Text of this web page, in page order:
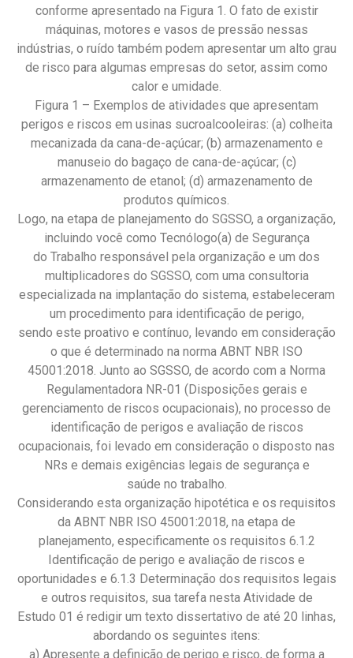
conforme apresentado na Figura 1. O fato de existir
máquinas, motores e vasos de pressão nessas
indústrias, o ruído também podem apresentar um alto grau
de risco para algumas empresas do setor, assim como
calor e umidade.
Figura 1 – Exemplos de atividades que apresentam
perigos e riscos em usinas sucroalcooleiras: (a) colheita
mecanizada da cana-de-açúcar; (b) armazenamento e
manuseio do bagaço de cana-de-açúcar; (c)
armazenamento de etanol; (d) armazenamento de
produtos químicos.
Logo, na etapa de planejamento do SGSSO, a organização,
incluindo você como Tecnólogo(a) de Segurança
do Trabalho responsável pela organização e um dos
multiplicadores do SGSSO, com uma consultoria
especializada na implantação do sistema, estabeleceram
um procedimento para identificação de perigo,
sendo este proativo e contínuo, levando em consideração
o que é determinado na norma ABNT NBR ISO
45001:2018. Junto ao SGSSO, de acordo com a Norma
Regulamentadora NR-01 (Disposições gerais e
gerenciamento de riscos ocupacionais), no processo de
identificação de perigos e avaliação de riscos
ocupacionais, foi levado em consideração o disposto nas
NRs e demais exigências legais de segurança e
saúde no trabalho.
Considerando esta organização hipotética e os requisitos
da ABNT NBR ISO 45001:2018, na etapa de
planejamento, especificamente os requisitos 6.1.2
Identificação de perigo e avaliação de riscos e
oportunidades e 6.1.3 Determinação dos requisitos legais
e outros requisitos, sua tarefa nesta Atividade de
Estudo 01 é redigir um texto dissertativo de até 20 linhas,
abordando os seguintes itens:
a) Apresente a definição de perigo e risco, de forma a